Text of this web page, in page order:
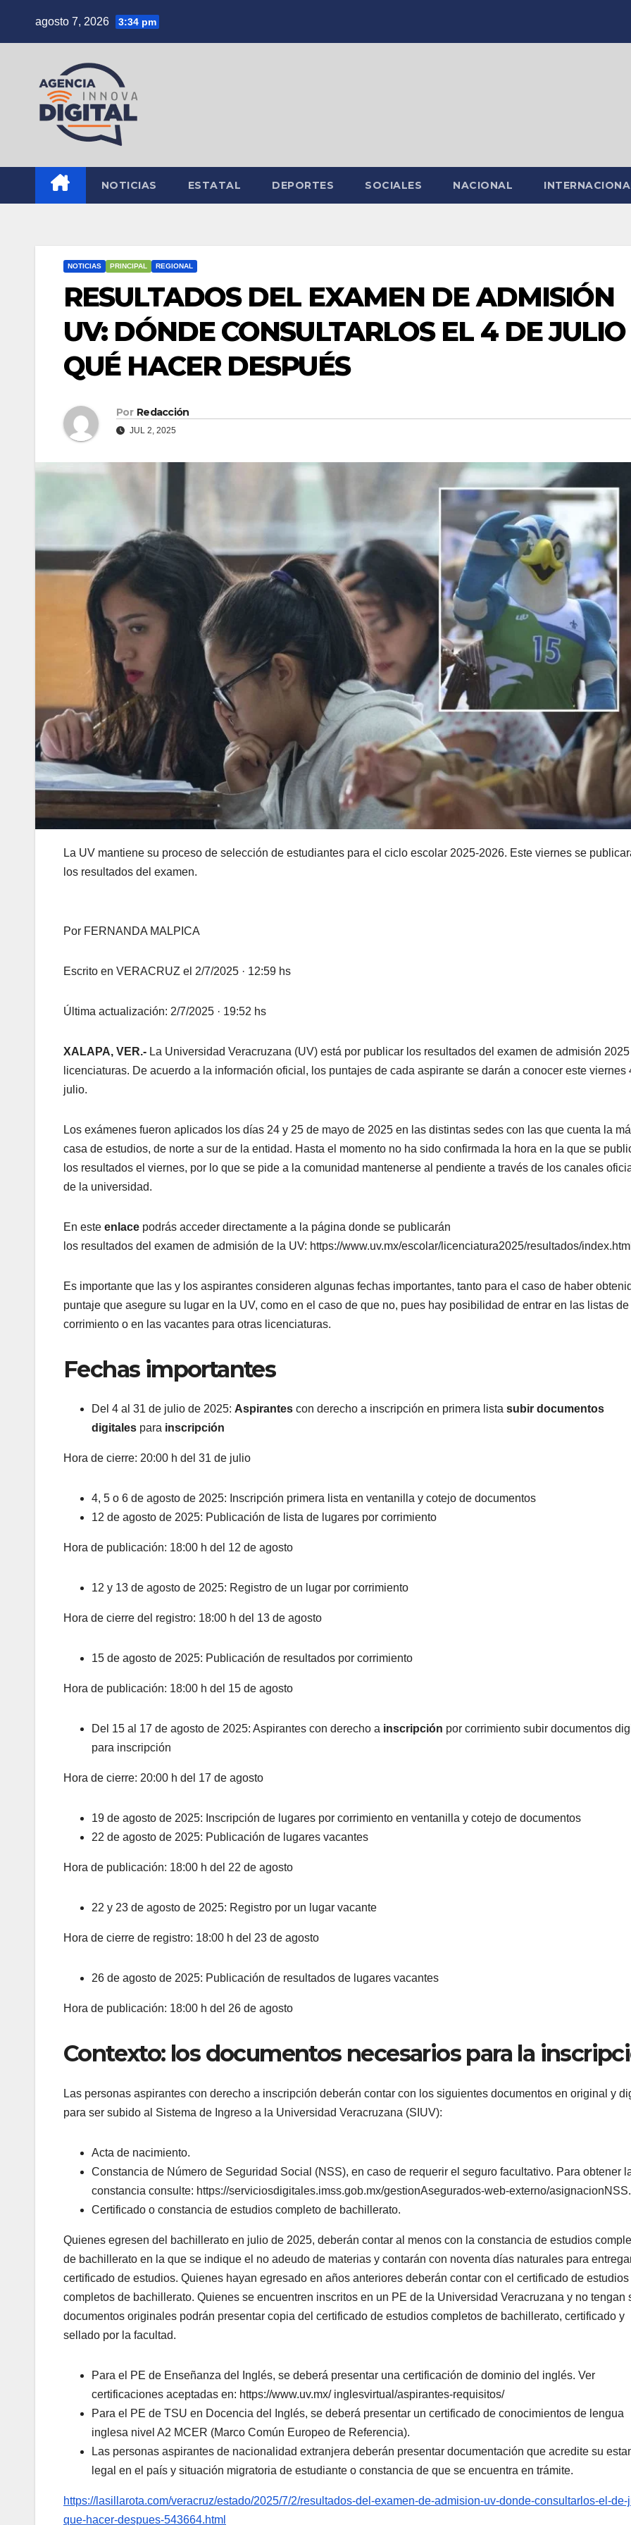
agosto 7, 2026 3:34 pm
NOTICIAS ESTATAL DEPORTES SOCIALES NACIONAL
NOTICIAS PRINCIPAL REGIONAL
RESULTADOS DEL EXAMEN DE ADMISIÓN
UV: DÓNDE CONSULTARLOS EL 4 DE JULIO
QUÉ HACER DESPUÉS
Por Redacción
JUL 2, 2025
La UV mantiene su proceso de selección de estudiantes para el ciclo escolar 2025-2026. Este viernes se
los resultados del examen.
Por FERNANDA MALPICA
Escrito en VERACRUZ el 2/7/2025 · 12:59 hs
Última actualización: 2/7/2025 · 19:52 hs
XALAPA, VER.- La Universidad Veracruzana (UV) está por publicar los resultados del examen de admisión
licenciaturas. De acuerdo a la información oficial, los puntajes de cada aspirante se darán a conocer este viernes
julio.
Los exámenes fueron aplicados los días 24 y 25 de mayo de 2025 en las distintas sedes con las que cuenta la
casa de estudios, de norte a sur de la entidad. Hasta el momento no ha sido confirmada la hora en la que se
los resultados el viernes, por lo que se pide a la comunidad mantenerse al pendiente a través de los canales
de la universidad.
En este enlace podrás acceder directamente a la página donde se publicarán
los resultados del examen de admisión de la UV: https://www.uv.mx/escolar/licenciatura2025/resultados/index.html
Es importante que las y los aspirantes consideren algunas fechas importantes, tanto para el caso de haber
puntaje que asegure su lugar en la UV, como en el caso de que no, pues hay posibilidad de entrar en las listas de
corrimiento o en las vacantes para otras licenciaturas.
Fechas importantes
Del 4 al 31 de julio de 2025: Aspirantes con derecho a inscripción en primera lista subir documentos
digitales para inscripción
Hora de cierre: 20:00 h del 31 de julio
4, 5 o 6 de agosto de 2025: Inscripción primera lista en ventanilla y cotejo de documentos
12 de agosto de 2025: Publicación de lista de lugares por corrimiento
Hora de publicación: 18:00 h del 12 de agosto
12 y 13 de agosto de 2025: Registro de un lugar por corrimiento
Hora de cierre del registro: 18:00 h del 13 de agosto
15 de agosto de 2025: Publicación de resultados por corrimiento
Hora de publicación: 18:00 h del 15 de agosto
Del 15 al 17 de agosto de 2025: Aspirantes con derecho a inscripción por corrimiento subir documentos
para inscripción
Hora de cierre: 20:00 h del 17 de agosto
19 de agosto de 2025: Inscripción de lugares por corrimiento en ventanilla y cotejo de documentos
22 de agosto de 2025: Publicación de lugares vacantes
Hora de publicación: 18:00 h del 22 de agosto
22 y 23 de agosto de 2025: Registro por un lugar vacante
Hora de cierre de registro: 18:00 h del 23 de agosto
26 de agosto de 2025: Publicación de resultados de lugares vacantes
Hora de publicación: 18:00 h del 26 de agosto
Contexto: los documentos necesarios para la
Las personas aspirantes con derecho a inscripción deberán contar con los siguientes documentos en original y
para ser subido al Sistema de Ingreso a la Universidad Veracruzana (SIUV):
Acta de nacimiento.
Constancia de Número de Seguridad Social (NSS), en caso de requerir el seguro facultativo. Para obtener
constancia consulte: https://serviciosdigitales.imss.gob.mx/gestionAsegurados-web-externo/asignacionNSS.
Certificado o constancia de estudios completo de bachillerato.
Quienes egresen del bachillerato en julio de 2025, deberán contar al menos con la constancia de estudios
de bachillerato en la que se indique el no adeudo de materias y contarán con noventa días naturales para
certificado de estudios. Quienes hayan egresado en años anteriores deberán contar con el certificado de estudios
completos de bachillerato. Quienes se encuentren inscritos en un PE de la Universidad Veracruzana y no tengan
documentos originales podrán presentar copia del certificado de estudios completos de bachillerato, certificado y
sellado por la facultad.
Para el PE de Enseñanza del Inglés, se deberá presentar una certificación de dominio del inglés. Ver
certificaciones aceptadas en: https://www.uv.mx/ inglesvirtual/aspirantes-requisitos/
Para el PE de TSU en Docencia del Inglés, se deberá presentar un certificado de conocimientos de lengua
inglesa nivel A2 MCER (Marco Común Europeo de Referencia).
Las personas aspirantes de nacionalidad extranjera deberán presentar documentación que acredite su
legal en el país y situación migratoria de estudiante o constancia de que se encuentra en trámite.
https://lasillarota.com/veracruz/estado/2025/7/2/resultados-del-examen-de-admision-uv-donde-consultarlos-el-de-
que-hacer-despues-543664.html